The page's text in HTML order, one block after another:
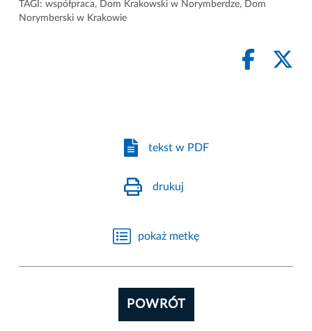
TAGI: współpraca, Dom Krakowski w Norymberdze, Dom
Norymberski w Krakowie
tekst w PDF
drukuj
pokaż metkę
POWRÓT